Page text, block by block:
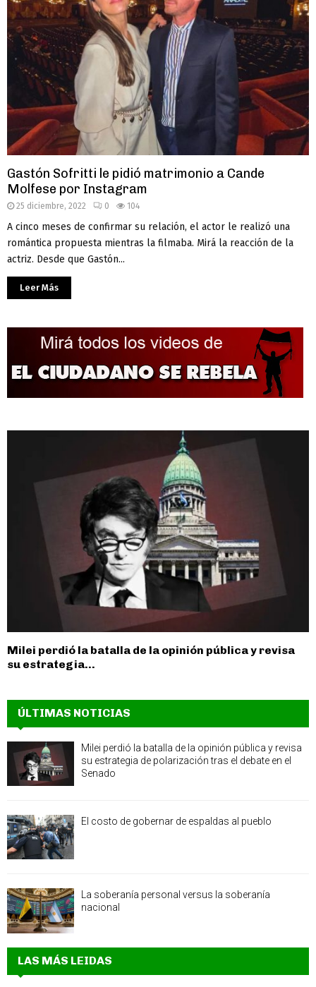
Gastón Sofritti le pidió matrimonio a Cande
Molfese por Instagram
25 diciembre, 2022 0 104
A cinco meses de confirmar su relación, el actor le realizó una
romántica propuesta mientras la filmaba. Mirá la reacción de la
actriz. Desde que Gastón...
Leer Más
Milei perdió la batalla de la opinión pública y revisa
su estrategia...
ÚLTIMAS NOTICIAS
Milei perdió la batalla de la opinión pública y revisa
su estrategia de polarización tras el debate en el
Senado
El costo de gobernar de espaldas al pueblo
La soberanía personal versus la soberanía
nacional
LAS MÁS LEIDAS